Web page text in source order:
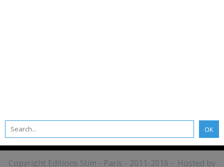
Copyright Editions Stim - Paris - 2011-2016 - Hosted by